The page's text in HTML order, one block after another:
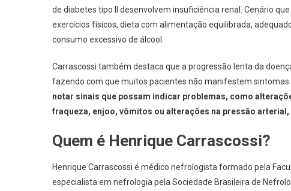
de diabetes tipo II desenvolvem insuficiência renal. Cenário
exercícios físicos, dieta com alimentação equilibrada,
consumo excessivo de álcool.
Carrascossi também destaca que a progressão lenta da
fazendo com que muitos pacientes não manifestem
notar sinais que possam indicar problemas, como
fraqueza, enjoo, vômitos ou alterações na pressão
Quem é Henrique Carrascossi?
Henrique Carrascossi é médico nefrologista formado pela
especialista em nefrologia pela Sociedade Brasileira de